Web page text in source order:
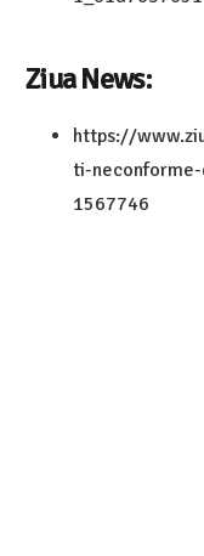
Ziua News:
https://
ti-
1567746